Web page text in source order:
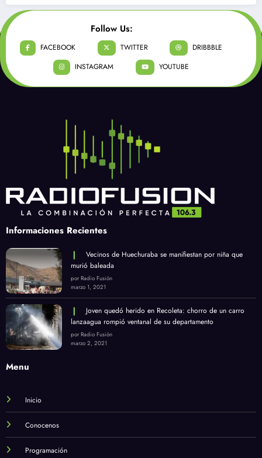
Delincuente es abatido tras asalto a camión
de valores en Santiago
Follow Us:
FACEBOOK TWITTER
DRIBBBLE
Informaciones Recientes
murió baleada
por Radio Fusión
marzo 1, 2021
Inicio